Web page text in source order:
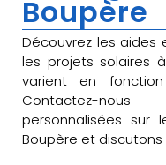
Boupère
Découvrez les aides
les projets solaires
varient en
Contactez-
personnalisées sur
Boupère et